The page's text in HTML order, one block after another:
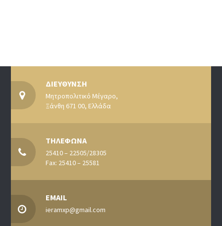
ΔΙΕΥΘΥΝΣΗ
Μητροπολιτικό Μέγαρο,
Ξάνθη 671 00, Ελλάδα
ΤΗΛΕΦΩΝΑ
25410 – 22505/28305
Fax: 25410 – 25581
EMAIL
ieramxp@gmail.com